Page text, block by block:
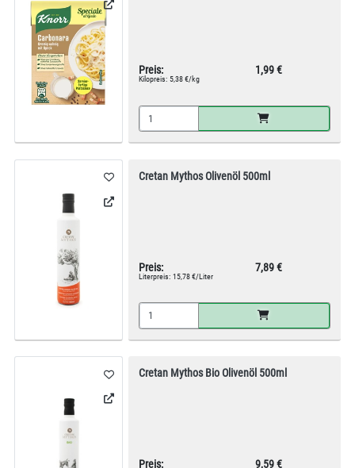
Preis: 1,99 €
Kilopreis: 5,38 €/kg
Cretan Mythos Olivenöl 500ml
Preis: 7,89 €
Literpreis: 15,78 €/Liter
Cretan Mythos Bio Olivenöl 500ml
Preis: 9,59 €